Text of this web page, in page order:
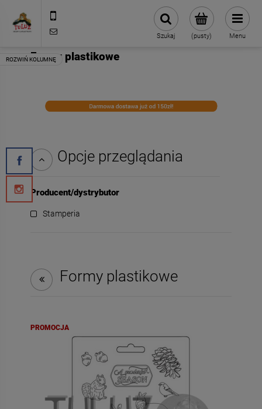
(pusty)
Szukaj Menu
Formy plastikowe
Opcje przeglądania
Producent/dystrybutor
Stamperia
Formy plastikowe
PROMOCJA